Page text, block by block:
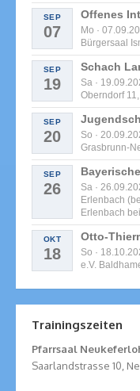
SEP
07
Offenes
Mo ·
Bürgersaal
SEP
19
Schach
Sa ·
Oberndorf
SEP
20
So ·
Grasbrunn-
SEP
26
Sa ·
Erlenbach
Erlenbach
OKT
18
Otto-
So ·
e.V.
Trainingszeiten
Pfarrsaal
Saarlandstrasse 10,